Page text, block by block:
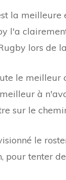
la
l'a
lors de
le
à
sur le
le
pour tenter